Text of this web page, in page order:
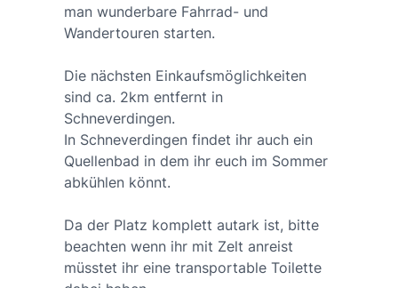
man wunderbare Fahrrad- und
Wandertouren starten.
Die nächsten Einkaufsmöglichkeiten
sind ca. 2km entfernt in
Schneverdingen.
In Schneverdingen findet ihr auch ein
Quellenbad in dem ihr euch im Sommer
abkühlen könnt.
Da der Platz komplett autark ist, bitte
beachten wenn ihr mit Zelt anreist
müsstet ihr eine transportable Toilette